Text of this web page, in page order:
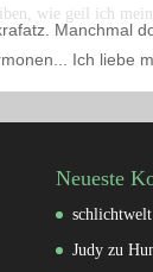
Manchmal
Ich liebe
wie geil ich
Neueste
schlichtwelt
Judyzu